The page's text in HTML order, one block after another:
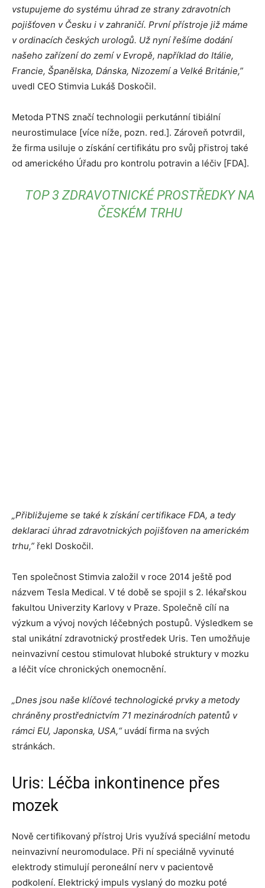
vstupujeme do systému úhrad ze strany zdravotních
pojišťoven v Česku i v zahraničí. První přístroje již máme
v ordinacích českých urologů. Už nyní řešíme dodání
našeho zařízení do zemí v Evropě, například do Itálie,
Francie, Španělska, Dánska, Nizozemí a Velké Británie,”
uvedl CEO Stimvia Lukáš Doskočil.
Metoda PTNS značí technologii perkutánní tibiální
neurostimulace [více níže, pozn. red.]. Zároveň potvrdil,
že firma usiluje o získání certifikátu pro svůj přistroj také
od amerického Úřadu pro kontrolu potravin a léčiv [FDA].
TOP 3 ZDRAVOTNICKÉ PROSTŘEDKY NA
ČESKÉM TRHU
„Přibližujeme se také k získání certifikace FDA, a tedy
deklaraci úhrad zdravotnických pojišťoven na americkém
trhu,” řekl Doskočil.
Ten společnost Stimvia založil v roce 2014 ještě pod
názvem Tesla Medical. V té době se spojil s 2. lékařskou
fakultou Univerzity Karlovy v Praze. Společně cílí na
výzkum a vývoj nových léčebných postupů. Výsledkem se
stal unikátní zdravotnický prostředek Uris. Ten umožňuje
neinvazivní cestou stimulovat hluboké struktury v mozku
a léčit více chronických onemocnění.
„Dnes jsou naše klíčové technologické prvky a metody
chráněny prostřednictvím 71 mezinárodních patentů v
rámci EU, Japonska, USA,“ uvádí firma na svých
stránkách.
Uris: Léčba inkontinence přes
mozek
Nově certifikovaný přístroj Uris využívá speciální metodu
neinvazivní neuromodulace. Při ní speciálně vyvinuté
elektrody stimulují peroneální nerv v pacientově
podkolení. Elektrický impuls vyslaný do mozku poté